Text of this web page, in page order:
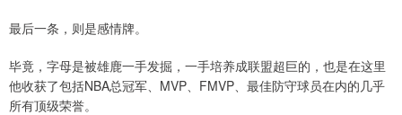
最后一条，则是感情牌。
毕竟，字母是被雄鹿一手发掘，一手培养成联盟超巨的，也是在这里
他收获了包括NBA总冠军、MVP、FMVP、最佳防守球员在内的几乎
所有顶级荣誉。